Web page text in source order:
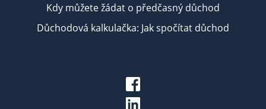
Kdy můžete žádat o předčasný důchod
Důchodová kalkulačka: Jak spočítat důchod